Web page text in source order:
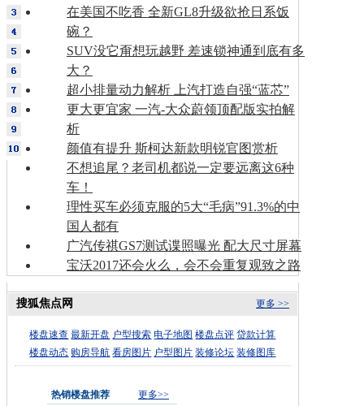
在美国不吃香 全新GL8升级欲抢日系饭
碗？
SUV没它甭想玩越野 差速锁神通到底有多
大？
超小排量动力解析 上汽打造自强“蓝芯”
更大更宜家 一汽-大众蔚领顶配版实拍解
析
颜值有提升 斯柯达新款明锐官图赏析
不想追尾？老司机都说一定要远离这6种
车！
理性买车必须克服的5大“毛病”91.3%的中
国人都有
广汽传祺GS7测试谍照曝光 配大尺寸屏幕
宝沃2017还会火么，会不会重复观致之路
更多 >>
搜狐焦点网
楼盘速查 最新开盘 户型搜索 电子地图 楼盘点评 贷款计算
楼盘动态 购房导航 看房图片 户型图片 装修论坛 装修图库
热销楼盘推荐 更多>>